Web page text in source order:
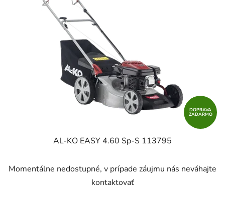
DOPRAVA
ZADARMO
AL-KO EASY 4.60 Sp-S 113795
Momentálne nedostupné, v prípade záujmu nás neváhajte
kontaktovať